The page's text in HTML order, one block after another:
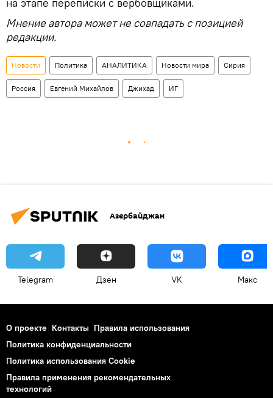
Мнение автора может не совпадать с позицией
редакции.
Новости Политика АНАЛИТИКА Новости мира Сирия
Россия Евгений Михайлов Джихад ИГ
Азербайджан
Telegram Дзен VK Макс
О проекте Контакты Правила использования
Политика конфиденциальности
Политика использования Cookie
Правила применения рекомендательных
технологий